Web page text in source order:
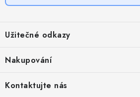
p
a
Užitečné odkazy
Provizní systém
Nakupování
Kontaktujte nás